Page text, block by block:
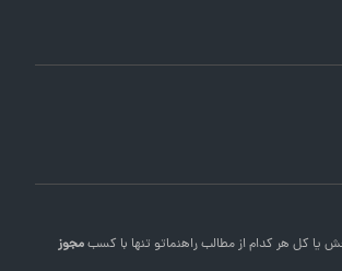
راهنماتو تنها با کسبمجوز